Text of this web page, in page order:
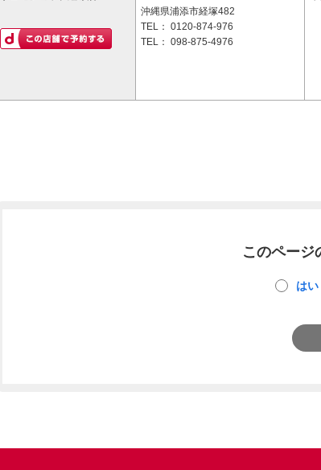
沖縄県浦添市経塚482
TEL： 0120-874-976
TEL： 098-875-4976
このページ
はい